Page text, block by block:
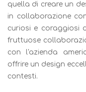
quella di creare un
in collaborazione
curiosi e coraggiosi
fruttuose
con l'azienda
offrire un design
contesti.